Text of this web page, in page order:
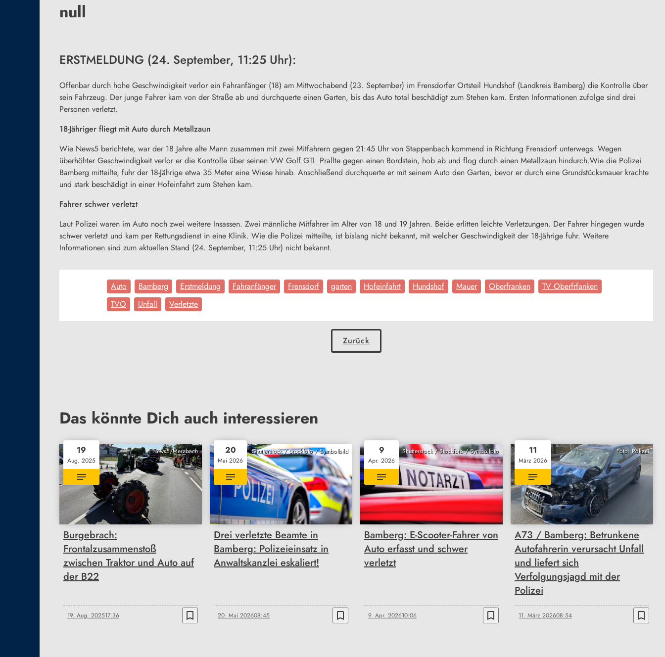
null
ERSTMELDUNG (24. September, 11:25 Uhr):
Offenbar durch hohe Geschwindigkeit verlor ein Fahranfänger (18) am Mittwochabend (23. September) im Frensdorfer Ortsteil Hundshof (Landkreis Bamberg) die Kontrolle über
sein Fahrzeug. Der junge Fahrer kam von der Straße ab und durchquerte einen Garten, bis das Auto total beschädigt zum Stehen kam. Ersten Informationen zufolge sind drei
Personen verletzt.
18-Jähriger fliegt mit Auto durch Metallzaun
Wie News5 berichtete, war der 18 Jahre alte Mann zusammen mit zwei Mitfahrern gegen 21:45 Uhr von Stappenbach kommend in Richtung Frensdorf unterwegs. Wegen
überhöhter Geschwindigkeit verlor er die Kontrolle über seinen VW Golf GTI. Prallte gegen einen Bordstein, hob ab und flog durch einen Metallzaun hindurch.Wie die Polizei
Bamberg mitteilte, fuhr der 18-Jährige etwa 35 Meter eine Wiese hinab. Anschließend durchquerte er mit seinem Auto den Garten, bevor er durch eine Grundstücksmauer krachte
und stark beschädigt in einer Hofeinfahrt zum Stehen kam.
Fahrer schwer verletzt
Laut Polizei waren im Auto noch zwei weitere Insassen. Zwei männliche Mitfahrer im Alter von 18 und 19 Jahren. Beide erlitten leichte Verletzungen. Der Fahrer hingegen wurde
schwer verletzt und kam per Rettungsdienst in eine Klinik. Wie die Polizei mitteilte, ist bislang nicht bekannt, mit welcher Geschwindigkeit der 18-Jährige fuhr. Weitere
Informationen sind zum aktuellen Stand (24. September, 11:25 Uhr) nicht bekannt.
Auto Bamberg Erstmeldung Fahranfänger Frensdorf garten Hofeinfahrt Hundshof Mauer Oberfranken
TV Oberfrfanken
TVO
Unfall Verletzte
Zurück
Das könnte Dich auch interessieren
News5/Merzbach
19
Aug. 2025
Burgebrach:
Frontalzusammenstoß
zwischen Traktor und Auto auf
der B22
19. Aug. 202517:36 bookmark_border
Shutterstock / Stockfoto / Symbolbild
20
Mai 2026
Drei verletzte Beamte in
Bamberg: Polizeieinsatz in
Anwaltskanzlei eskaliert!
20. Mai 202608:45 bookmark_border
Shutterstock / Stockfoto / Symbolfoto
9
Apr. 2026
Bamberg: E-Scooter-Fahrer von
Auto erfasst und schwer
verletzt
9. Apr. 202610:06 bookmark_border
Foto: Polizei
11
März 2026
A73 / Bamberg: Betrunkene
Autofahrerin verursacht Unfall
und liefert sich
Verfolgungsjagd mit der
Polizei
11. März 202608:54 bookmark_border